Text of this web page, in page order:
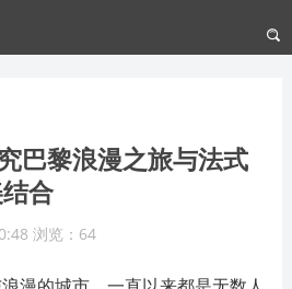
巴黎浪漫之旅与法式
合
浏览：64